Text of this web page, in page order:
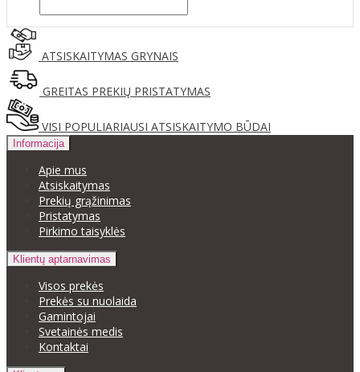
ATSISKAITYMAS GRYNAIS
GREITAS PREKIŲ PRISTATYMAS
VISI POPULIARIAUSI ATSISKAITYMO BŪDAI
Informacija
Apie mus
Atsiskaitymas
Prekių grąžinimas
Pristatymas
Pirkimo taisyklės
Klientų aptarnavimas
Visos prekės
Prekės su nuolaida
Gamintojai
Svetainės medis
Kontaktai